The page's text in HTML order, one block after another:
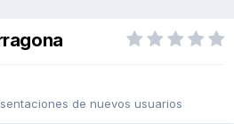
de nuevos usuarios